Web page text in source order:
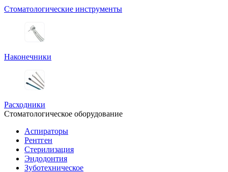
Стоматологические инструменты
Наконечники
Расходники
Стоматологическое оборудование
Аспираторы
Рентген
Стерилизация
Эндодонтия
Зуботехническое